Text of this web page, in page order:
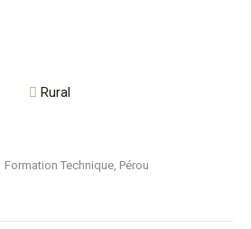
Rural
Formation Technique Pérou